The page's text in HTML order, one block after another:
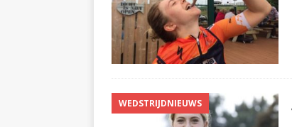
WEDSTRIJDNIEUWS